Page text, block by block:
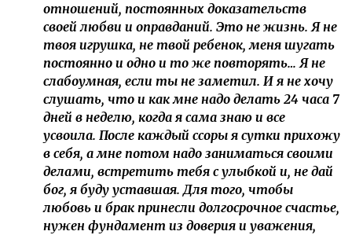
отношений, постоянных доказательств
своей любви и оправданий. Это не жизнь. Я не
твоя игрушка, не твой ребенок, меня шугать
постоянно и одно и то же повторять… Я не
слабоумная, если ты не заметил. И я не хочу
слушать, что и как мне надо делать 24 часа 7
дней в неделю, когда я сама знаю и все
усвоила. После каждый ссоры я сутки прихожу
в себя, а мне потом надо заниматься своими
делами, встретить тебя с улыбкой и, не дай
бог, я буду уставшая. Для того, чтобы
любовь и брак принесли долгосрочное счастье,
нужен фундамент из доверия и уважения,